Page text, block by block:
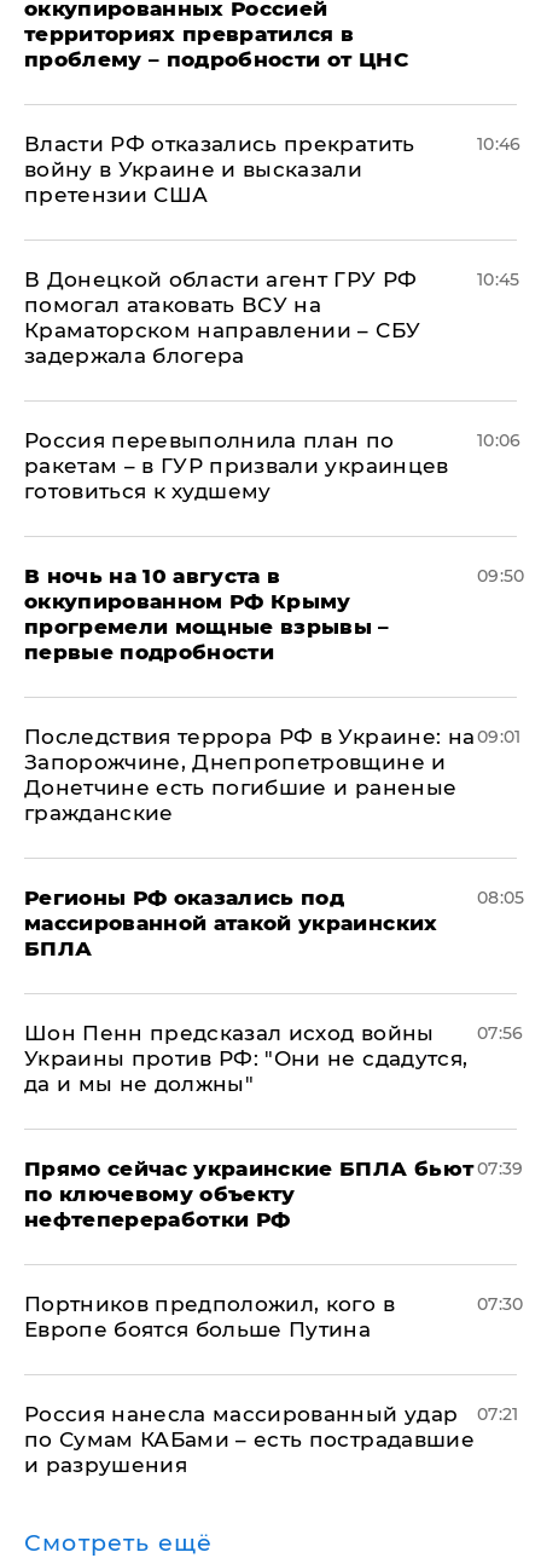
оккупированных Россией
территориях превратился в
проблему – подробности от ЦНС
Власти РФ отказались прекратить
войну в Украине и высказали
претензии США
10:46
В Донецкой области агент ГРУ РФ
помогал атаковать ВСУ на
Краматорском направлении – СБУ
задержала блогера
10:45
Россия перевыполнила план по
ракетам – в ГУР призвали украинцев
готовиться к худшему
10:06
В ночь на 10 августа в
оккупированном РФ Крыму
прогремели мощные взрывы –
первые подробности
09:50
Последствия террора РФ в Украине: на
Запорожчине, Днепропетровщине и
Донетчине есть погибшие и раненые
гражданские
09:01
Регионы РФ оказались под
массированной атакой украинских
БПЛА
08:05
Шон Пенн предсказал исход войны
Украины против РФ: "Они не сдадутся,
да и мы не должны"
07:56
Прямо сейчас украинские БПЛА бьют
по ключевому объекту
нефтепереработки РФ
07:39
Портников предположил, кого в
Европе боятся больше Путина
07:30
Россия нанесла массированный удар
по Сумам КАБами – есть пострадавшие
и разрушения
07:21
Смотреть ещё